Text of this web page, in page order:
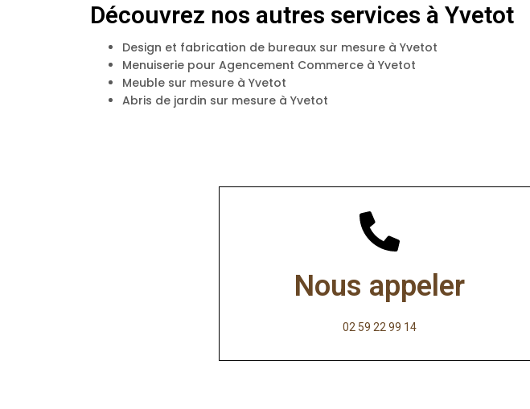
Découvrez nos autres services à Yvetot
Design et fabrication de bureaux sur mesure à Yvetot
Menuiserie pour Agencement Commerce à Yvetot
Meuble sur mesure à Yvetot
Abris de jardin sur mesure à Yvetot
Nous appeler
02 59 22 99 14